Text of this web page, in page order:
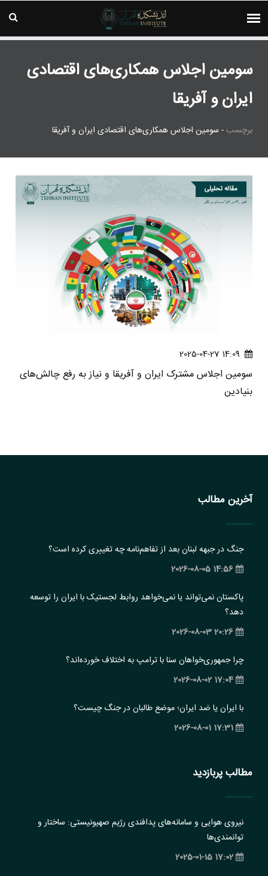
سومین اجلاس همکاری‌های اقتصادی
ایران و آفریقا
برچسب - سومین اجلاس همکاری‌های اقتصادی ایران و آفریقا
مقاله تحلیلی
14:09 2025-04-27
سومین اجلاس مشترک ایران و آفریقا و نیاز به رفع چالش‌های
بنیادین
آخرین مطالب
جنگ در جبهه لبنان بعد از تفاهم‌نامه چه تغییری کرده است؟
14:56 2026-08-05
پاکستان نمی‌تواند یا نمی‌خواهد روابط لجستیک با ایران را توسعه
دهد؟
20:26 2026-08-03
چرا جمهوری‌خواهان سنا با ترامپ به اختلاف خورده‌اند؟
17:04 2026-08-02
با ایران یا ضد ایران؛ موضع طالبان در جنگ چیست؟
17:31 2026-08-01
مطالب پربازدید
نیروی هوایی و سامانه‌های پدافندی رژیم صهیونیستی: ساختار و
‏توانمندی‌ها
17:02 2025-01-15